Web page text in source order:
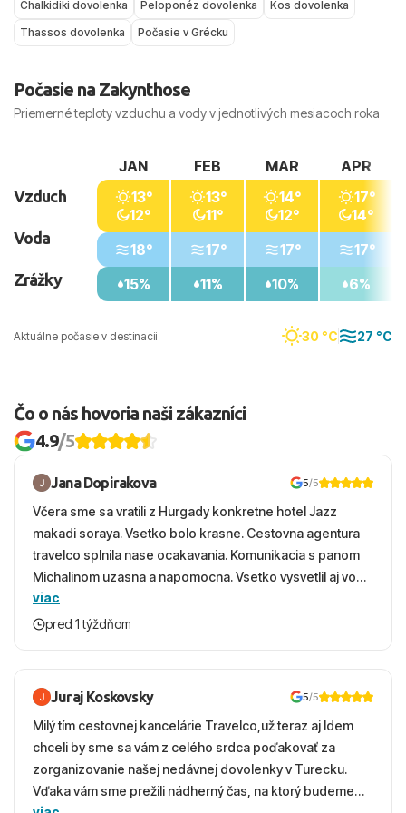
aj konkrétne „počasie Kréta“, „počasie Rhodos“
či „počasie Korfu“ podľa vybraného ostrova a
Chalkidiki dovolenka
Peloponéz dovolenka
Kos dovolenka
Thassos dovolenka
Počasie v Grécku
Počasie na Zakynthose
Priemerné teploty vzduchu a vody v jednotlivých mesiacoch roka
Aktuálne počasie v destinacii 30 °C 27 °C
Vzduch
Voda
Zrážky
JAN
13°
12°
18°
15%
FEB
13°
11°
17°
11%
MAR
14°
12°
17°
10%
APR
17°
14°
17°
6%
Čo o nás hovoria naši zákazníci
4.9/5
Jana Dopirakova 5/5
Včera sme sa vratili z Hurgady konkretne hotel Jazz
makadi soraya. Vsetko bolo krasne. Cestovna agentura
travelco splnila nase ocakavania. Komunikacia s panom
Michalinom uzasna a napomocna. Vsetko vysvetlil aj vo
vecernych hodinach zaco sa ospravedlnujem. Hotel
krasny, cisty. Sluzby top. Strava, prostredie, more,
viac
pred 1 týždňom
Juraj Koskovsky 5/5
Milý tím cestovnej kancelárie Travelco,už teraz aj Idem
chceli by sme sa vám z celého srdca poďakovať za
zorganizovanie našej nedávnej dovolenky v Turecku.
Vďaka vám sme prežili nádherný čas, na ktorý budeme